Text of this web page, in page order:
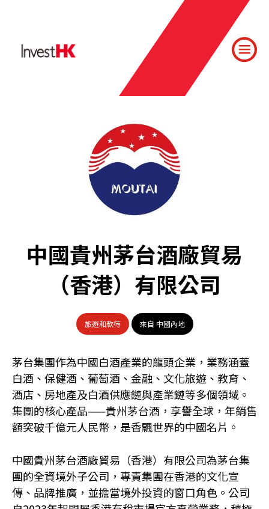
中國貴州茅台酒廠貿易
（香港）有限公司
旅遊和款待 來自 中國內地
茅台集團作為中國白酒產業的龍頭企業，業務涵蓋
白酒、保健酒、葡萄酒、金融、文化旅遊、教育、
酒店、房地產及白酒供應鏈與產業鏈等多個領域。
集團的核心產品——貴州茅台酒，享譽全球，年銷售
額突破千億元人民幣，是香飄世界的中國名片。
中國貴州茅台酒廠貿易（香港）有限公司為茅台集
團的全資境外子公司，專責集團在香港的文化宣
傳、品牌推廣，並擔當境外投資的窗口角色。公司